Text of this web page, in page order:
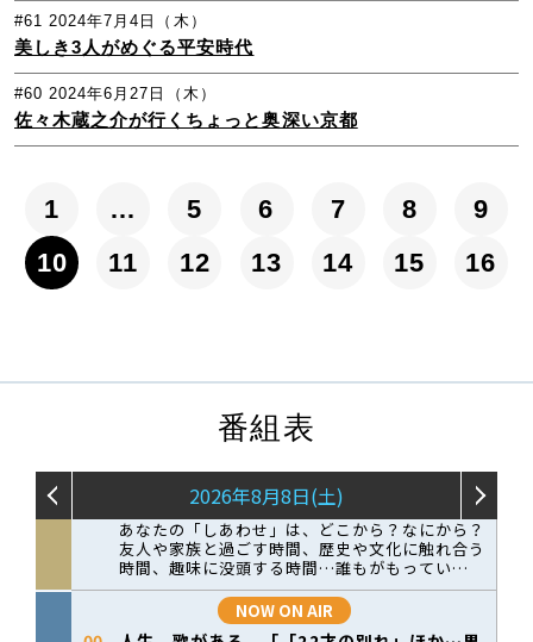
#61 2024年7月4日（木）
美しき3人がめぐる平安時代
#60 2024年6月27日（木）
佐々木蔵之介が行くちょっと奥深い京都
1 … 5 6 7 8
9
10
11 12 13 14 15 16
番組表